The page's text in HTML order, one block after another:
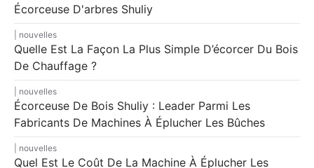
Écorceuse D'arbres Shuliy
nouvelles
Quelle Est La Façon La Plus Simple D’écorcer Du Bois
De Chauffage ?
nouvelles
Écorceuse De Bois Shuliy : Leader Parmi Les
Fabricants De Machines À Éplucher Les Bûches
nouvelles
Quel Est Le Coût De La Machine À Éplucher Les